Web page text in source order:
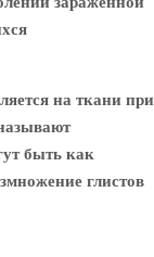
на ткани при
быть как
глистов